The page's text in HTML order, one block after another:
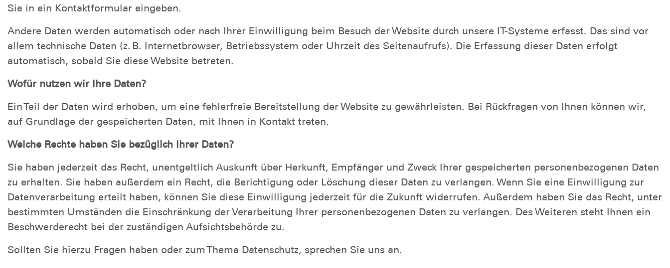
Sie in ein Kontaktformular eingeben.
Andere Daten werden automatisch oder nach Ihrer Einwilligung beim Besuch der Website durch unsere IT-Systeme erfasst. Das sind vor
allem technische Daten (z. B. Internetbrowser, Betriebssystem oder Uhrzeit des Seitenaufrufs). Die Erfassung dieser Daten erfolgt
automatisch, sobald Sie diese Website betreten.
Wofür nutzen wir Ihre Daten?
Ein Teil der Daten wird erhoben, um eine fehlerfreie Bereitstellung der Website zu gewährleisten. Bei Rückfragen von Ihnen können wir,
auf Grundlage der gespeicherten Daten, mit Ihnen in Kontakt treten.
Welche Rechte haben Sie bezüglich Ihrer Daten?
Sie haben jederzeit das Recht, unentgeltlich Auskunft über Herkunft, Empfänger und Zweck Ihrer gespeicherten personenbezogenen Daten
zu erhalten. Sie haben außerdem ein Recht, die Berichtigung oder Löschung dieser Daten zu verlangen. Wenn Sie eine Einwilligung zur
Datenverarbeitung erteilt haben, können Sie diese Einwilligung jederzeit für die Zukunft widerrufen. Außerdem haben Sie das Recht, unter
bestimmten Umständen die Einschränkung der Verarbeitung Ihrer personenbezogenen Daten zu verlangen. Des Weiteren steht Ihnen ein
Beschwerderecht bei der zuständigen Aufsichtsbehörde zu.
Sollten Sie hierzu Fragen haben oder zum Thema Datenschutz, sprechen Sie uns an.